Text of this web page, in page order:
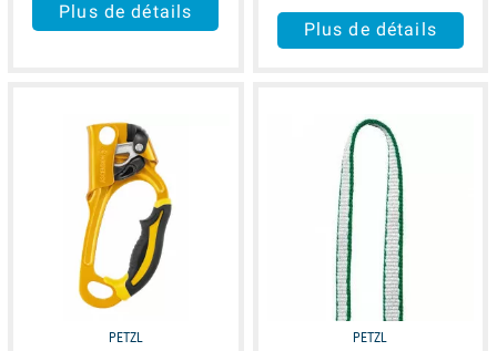
Plus de détails
Plus de détails
PETZL PETZL